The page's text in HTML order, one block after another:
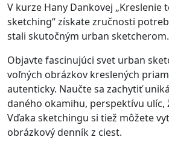
V kurze Hany Dankovej „Kreslenie
sketching“ získate zručnosti
stali skutočným urban sketcherom.
Objavte fascinujúci svet urban
voľných obrázkov kreslených
autenticky. Naučte sa zachytiť
daného okamihu, perspektívu ulíc,
Vďaka sketchingu si tiež môžete
obrázkový denník z ciest.